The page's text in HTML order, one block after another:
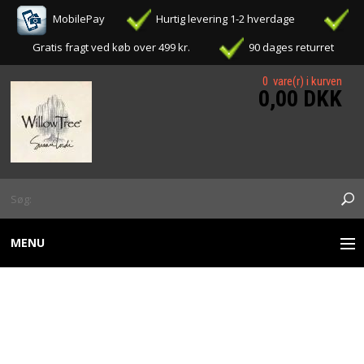
MobilePay
Hurtig levering 1-2 hverdage
Gratis fragt ved køb over 499 kr.
90 dages returret
0 vare(r) i kurven
0,00 DKK
MENU